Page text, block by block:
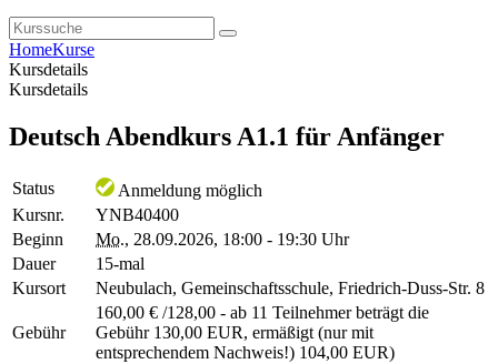
HomeKurse
Kursdetails
Kursdetails
Deutsch Abendkurs A1.1 für Anfänger
Status
Anmeldung möglich
Kursnr.
YNB40400
Beginn
Mo., 28.09.2026, 18:00 - 19:30 Uhr
Dauer
15-mal
Kursort
Neubulach, Gemeinschaftsschule, Friedrich-Duss-Str. 8
Gebühr
160,00 € /128,00 - ab 11 Teilnehmer beträgt die
Gebühr 130,00 EUR, ermäßigt (nur mit
entsprechendem Nachweis!) 104,00 EUR)